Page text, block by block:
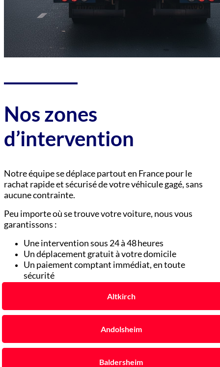
Nos zones
d’intervention
Notre équipe se déplace partout en France pour le
rachat rapide et sécurisé de votre véhicule gagé, sans
aucune contrainte.
Peu importe où se trouve votre voiture, nous vous
garantissons :
Une intervention sous 24 à 48 heures
Un déplacement gratuit à votre domicile
Un paiement comptant immédiat, en toute
sécurité
Altkirch
Andolsheim
Baldersheim